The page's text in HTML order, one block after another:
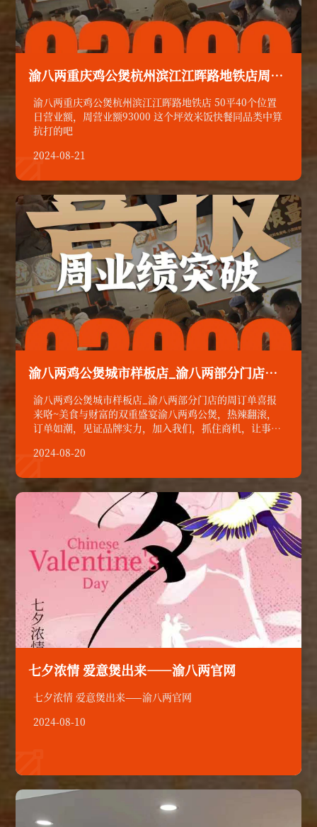
渝八两重庆鸡公煲杭州滨江江晖路地铁店周营业额93000
渝八两重庆鸡公煲杭州滨江江晖路地铁店 50平40个位置
日营业额，周营业额93000 这个坪效米饭快餐同品类中算
抗打的吧
2024-08-21
渝八两鸡公煲城市样板店_渝八两部分门店的周订单喜报来咯~
渝八两鸡公煲城市样板店_渝八两部分门店的周订单喜报
来咯~美食与财富的双重盛宴渝八两鸡公煲，热辣翻滚，
订单如潮，见证品牌实力，加入我们，抓住商机，让事业
2024-08-20
七夕浓情 爱意煲出来——渝八两官网
七夕浓情 爱意煲出来——渝八两官网
2024-08-10